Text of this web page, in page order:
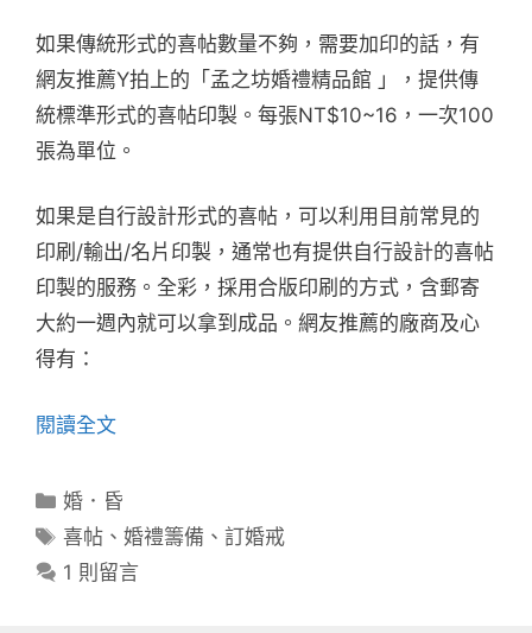
如果傳統形式的喜帖數量不夠，需要加印的話，有
網友推薦Y拍上的「孟之坊婚禮精品館 」，提供傳
統標準形式的喜帖印製。每張NT$10~16，一次100
張為單位。
如果是自行設計形式的喜帖，可以利用目前常見的
印刷/輸出/名片印製，通常也有提供自行設計的喜帖
印製的服務。全彩，採用合版印刷的方式，含郵寄
大約一週內就可以拿到成品。網友推薦的廠商及心
得有：
閱讀全文
分
類
婚．昏
標
籤
喜帖 、婚禮籌備 、訂婚戒
1 則留言